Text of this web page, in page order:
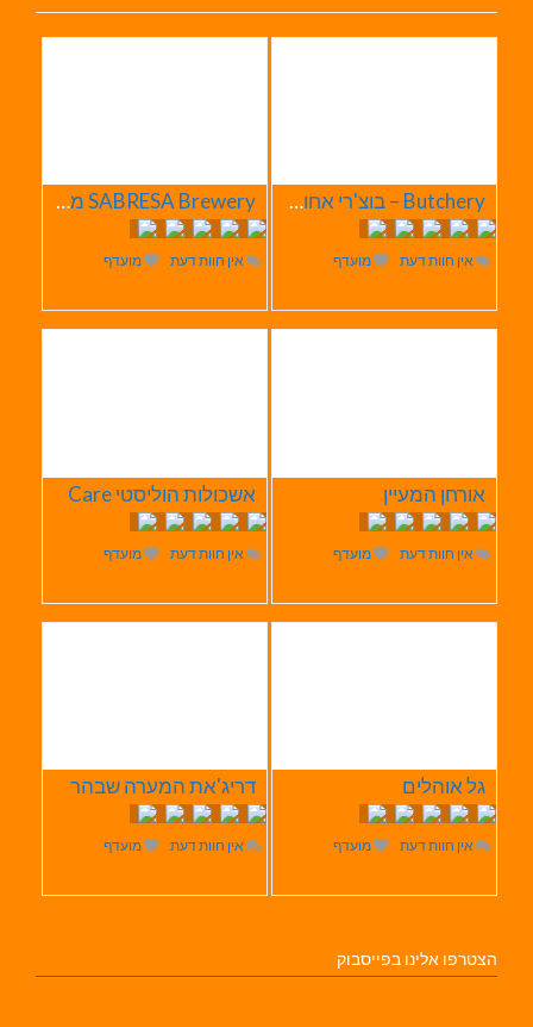
Butchery – בוצ'רי אחוזת הבשר
אין חוות דעת מועדף
SABRESA Brewery מבשלת שיכר | מבשלת בירה
אין חוות דעת מועדף
אורחן המעיין
אין חוות דעת מועדף
אשכולות הוליסטי Care
אין חוות דעת מועדף
גל אוהלים
אין חוות דעת מועדף
דריג'את המערה שבהר
אין חוות דעת מועדף
הצטרפו אלינו בפייסבוק